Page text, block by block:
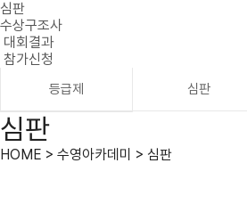
심판
수상구조사
대회결과
참가신청
등급제 심판
심판
HOME > 수영아카데미 > 심판